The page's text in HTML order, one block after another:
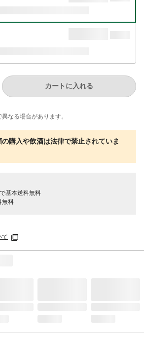
カートに入れる
なる​場合が​あります。
購入や飲酒は法律で禁止されていま
基本送料無料
無料
て